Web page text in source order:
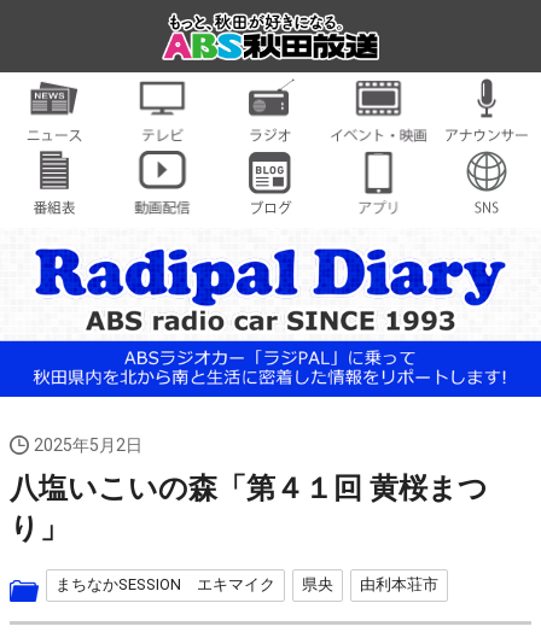
2025年5月2日
八塩いこいの森「第４１回 黄桜まつ
り」
まちなかSESSION エキマイク 県央 由利本荘市